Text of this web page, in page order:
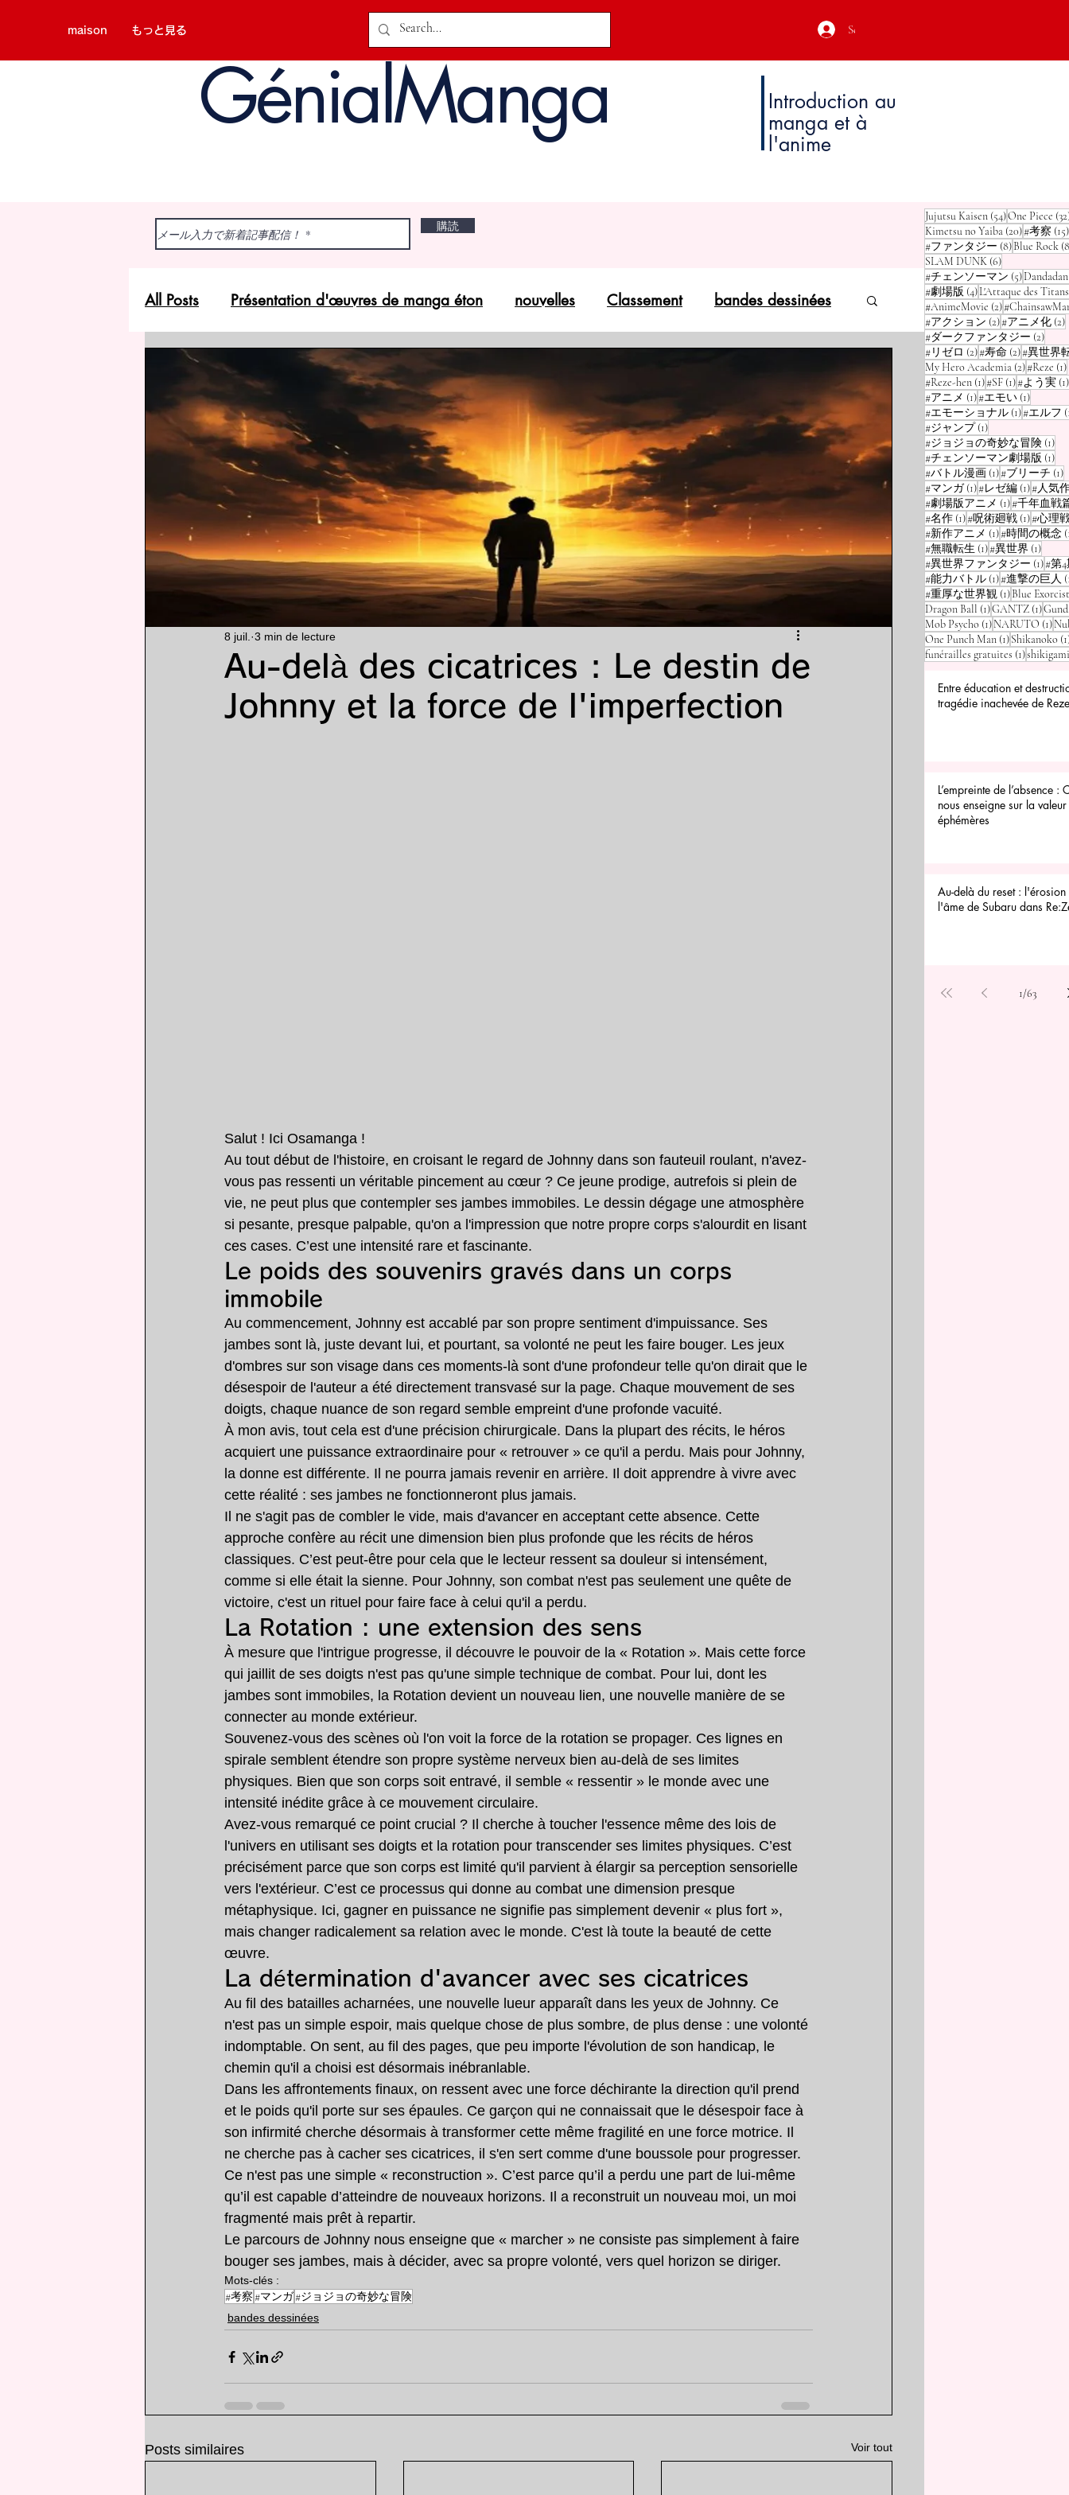
maison もっと見る Se connecter
GénialManga
Introduction au
manga et à
l'anime
購読
All Posts Présentation d'œuvres de manga éton nouvelles Classement bandes dessinées
Particularité animé animé
Au-delà des cicatrices : Le destin de
Johnny et la force de l'imperfection
8 juil. 3 min de lecture
Salut ! Ici Osamanga !
Au tout début de l'histoire, en croisant le regard de Johnny dans son fauteuil roulant, n'avez-
vous pas ressenti un véritable pincement au cœur ? Ce jeune prodige, autrefois si plein de
vie, ne peut plus que contempler ses jambes immobiles. Le dessin dégage une atmosphère
si pesante, presque palpable, qu'on a l'impression que notre propre corps s'alourdit en lisant
ces cases. C’est une intensité rare et fascinante.
Le poids des souvenirs gravés dans un corps
immobile
Au commencement, Johnny est accablé par son propre sentiment d'impuissance. Ses
jambes sont là, juste devant lui, et pourtant, sa volonté ne peut les faire bouger. Les jeux
d'ombres sur son visage dans ces moments-là sont d'une profondeur telle qu'on dirait que le
désespoir de l'auteur a été directement transvasé sur la page. Chaque mouvement de ses
doigts, chaque nuance de son regard semble empreint d'une profonde vacuité.
À mon avis, tout cela est d'une précision chirurgicale. Dans la plupart des récits, le héros
acquiert une puissance extraordinaire pour « retrouver » ce qu'il a perdu. Mais pour Johnny,
la donne est différente. Il ne pourra jamais revenir en arrière. Il doit apprendre à vivre avec
cette réalité : ses jambes ne fonctionneront plus jamais.
Il ne s'agit pas de combler le vide, mais d'avancer en acceptant cette absence. Cette
approche confère au récit une dimension bien plus profonde que les récits de héros
classiques. C’est peut-être pour cela que le lecteur ressent sa douleur si intensément,
comme si elle était la sienne. Pour Johnny, son combat n'est pas seulement une quête de
victoire, c'est un rituel pour faire face à celui qu'il a perdu.
La Rotation : une extension des sens
À mesure que l'intrigue progresse, il découvre le pouvoir de la « Rotation ». Mais cette force
qui jaillit de ses doigts n'est pas qu'une simple technique de combat. Pour lui, dont les
jambes sont immobiles, la Rotation devient un nouveau lien, une nouvelle manière de se
connecter au monde extérieur.
Souvenez-vous des scènes où l'on voit la force de la rotation se propager. Ces lignes en
spirale semblent étendre son propre système nerveux bien au-delà de ses limites
physiques. Bien que son corps soit entravé, il semble « ressentir » le monde avec une
intensité inédite grâce à ce mouvement circulaire.
Avez-vous remarqué ce point crucial ? Il cherche à toucher l'essence même des lois de
l'univers en utilisant ses doigts et la rotation pour transcender ses limites physiques. C’est
précisément parce que son corps est limité qu'il parvient à élargir sa perception sensorielle
vers l'extérieur. C’est ce processus qui donne au combat une dimension presque
métaphysique. Ici, gagner en puissance ne signifie pas simplement devenir « plus fort »,
mais changer radicalement sa relation avec le monde. C'est là toute la beauté de cette
œuvre.
La détermination d'avancer avec ses cicatrices
Au fil des batailles acharnées, une nouvelle lueur apparaît dans les yeux de Johnny. Ce
n'est pas un simple espoir, mais quelque chose de plus sombre, de plus dense : une volonté
indomptable. On sent, au fil des pages, que peu importe l'évolution de son handicap, le
chemin qu'il a choisi est désormais inébranlable.
Dans les affrontements finaux, on ressent avec une force déchirante la direction qu'il prend
et le poids qu'il porte sur ses épaules. Ce garçon qui ne connaissait que le désespoir face à
son infirmité cherche désormais à transformer cette même fragilité en une force motrice. Il
ne cherche pas à cacher ses cicatrices, il s'en sert comme d'une boussole pour progresser.
Ce n'est pas une simple « reconstruction ». C’est parce qu’il a perdu une part de lui-même
qu’il est capable d’atteindre de nouveaux horizons. Il a reconstruit un nouveau moi, un moi
fragmenté mais prêt à repartir.
Le parcours de Johnny nous enseigne que « marcher » ne consiste pas simplement à faire
bouger ses jambes, mais à décider, avec sa propre volonté, vers quel horizon se diriger.
Mots-clés :
#考察#マンガ#ジョジョの奇妙な冒険
bandes dessinées
Posts similaires Voir tout
Jujutsu Kaisen (54)54 posts
One Piece
Kimetsu no Yaiba (20)20 posts
#考察 (15)
#ファンタジー (8)8 posts
Blue Rock
SLAM DUNK (6)6 posts
#チェンソーマン (5)5 posts
Dandadan
#劇場版 (4)4 posts
L'Attaque des Titans
#AnimeMovie (2)2 posts
#アクション (2)2 posts
#アニメ化 (2)
#ダークファンタジー (2)2
#リゼロ (2)2 posts
#寿命 (2)2 posts
#異世界
My Hero Academia (2)2 posts
#Reze (1)
#Reze-hen (1)1 post
#SF (1)1 post
#よう実 (1)
#アニメ (1)1 post
#エモい (1)1 post
#エモーショナル (1)1 post
#エルフ
#ジャンプ (1)1 post
#ジョジョの奇妙な冒険 (1)1
#チェンソーマン劇場版 (1)1
#バトル漫画 (1)1 post
#ブリーチ (1)
#マンガ (1)1 post
#レゼ編 (1)1 post
#人気
#劇場版アニメ (1)1 post
#千年血戦
#名作 (1)1 post
#呪術廻戦 (1)1 post
#心理
#新作アニメ (1)1 post
#時間の概念
#無職転生 (1)1 post
#異世界 (1)1 post
#異世界ファンタジー (1)1 post
#第
#能力バトル (1)1 post
#進撃の巨人
#重厚な世界観 (1)1 post
Blue Exorcist
Dragon Ball (1)1 post
GANTZ (1)1 post
Mob Psycho (1)1 post
NARUTO (1)1
One Punch Man (1)1 post
Shikanoko
funérailles gratuites (1)1 post
shikigami
Entre éducation et
tragédie inachevée de
L’empreinte de l’absence :
nous enseigne sur la
éphémères
Au-delà du reset :
l'âme de Subaru dans
1/63